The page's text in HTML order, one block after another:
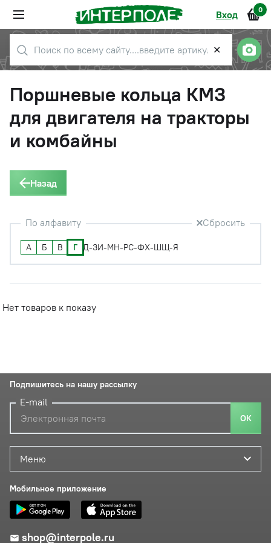
Вход 0
✕
Поршневые кольца КМЗ
для двигателя на тракторы
и комбайны
Назад
По алфавиту Сбросить
А Б В Г Д-ЗИ-МН-РС-ФХ-ШЩ-Я
Нет товаров к показу
Меню
Мобильное приложение
shop@interpole.ru
Подпишитесь на нашу рассылку
E-mail
ОК